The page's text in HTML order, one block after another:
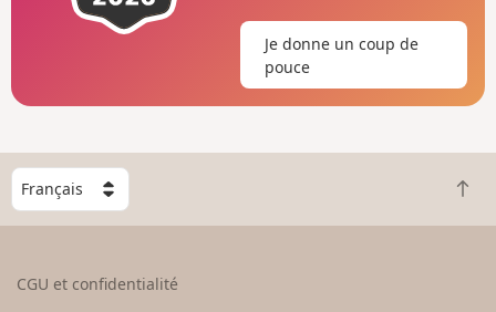
Je donne un coup de
pouce
C
h
o
R
e
CGU et confidentialité